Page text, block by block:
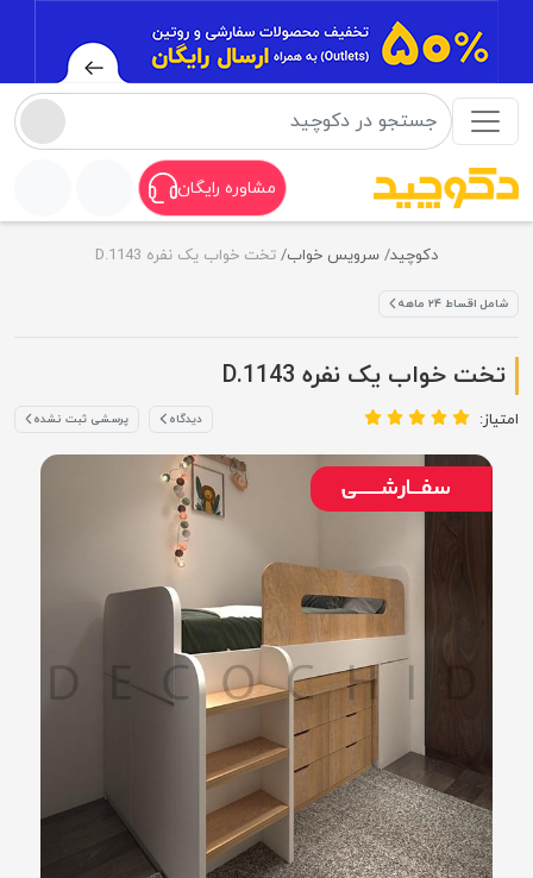
مشاوره رایگان
دکوچید سرویس خواب تخت خواب یک نفره D.1143
شامل اقساط ۲۴ ماهه
تخت خواب یک نفره D.1143
امتیاز: دیدگاه پرسشی ثبت نشده